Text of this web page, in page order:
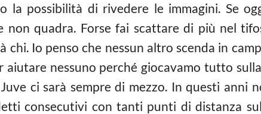
la possibilità di rivedere le immagini. Se
non quadra. Forse fai scattare di più nel
chi. Io penso che nessun altro scenda in
aiutare nessuno perché giocavamo tutto
ci sarà sempre di mezzo. In questi anni
consecutivi con tanti punti di distanza